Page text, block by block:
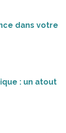
dans votre
: un atout